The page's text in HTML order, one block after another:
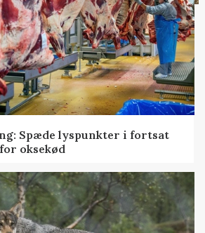
Spæde lyspunkter i fortsat
oksekød